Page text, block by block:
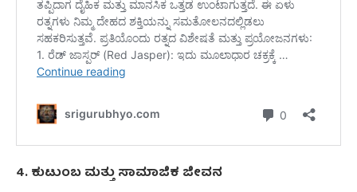
4. ಕುಟುಂಬ ಮತ್ತು ಸಾಮಾಜಿಕ ಜೀವನ